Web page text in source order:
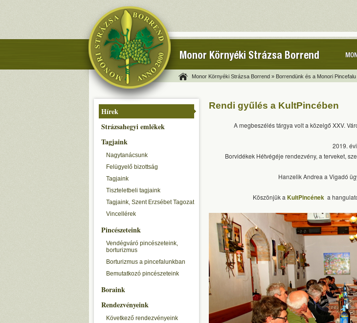
Monor Környéki Strázsa Borrend
Monor Környéki Strázsa Borrend » Borrendünk és a Monori
Hírek
Strázsahegyi emlékek
Tagjaink
Nagytanácsunk
Felügyelő bizottság
Tagjaink
Tiszteletbeli tagjaink
Tagjaink, Szent Erzsébet Tagozat
Vincellérek
Pincészeteink
Vendégváró pincészeteink,
borturizmus
Borturizmus a pincefalunkban
Bemutatkozó pincészeteink
Boraink
Rendezvényeink
Következő rendezvényeink
Rendi gyűlés a KultPincében
A megbeszélés tárgya volt a közelgő XXV.
2019. évi
Borvidékek Hétvégéje rendezvény, a terveket,
Hanzelik Andrea a Vigadó
Köszönjük a KultPincének a